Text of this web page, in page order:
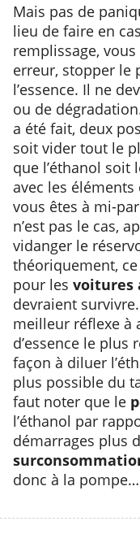
Mais pas de
lieu de faire en
remplissage,
erreur, stopper le
l’essence. Il ne
ou de
a été fait, deux
soit vider tout le
que l’éthanol soit
avec les éléments
vous êtes à mi-
n’est pas le cas,
vidanger le
théoriquement,
pour les voitures
devraient
meilleur réflexe à
d’essence le
façon à diluer
plus possible du
faut noter que le
l’éthanol par
démarrages plus
donc à la pompe…